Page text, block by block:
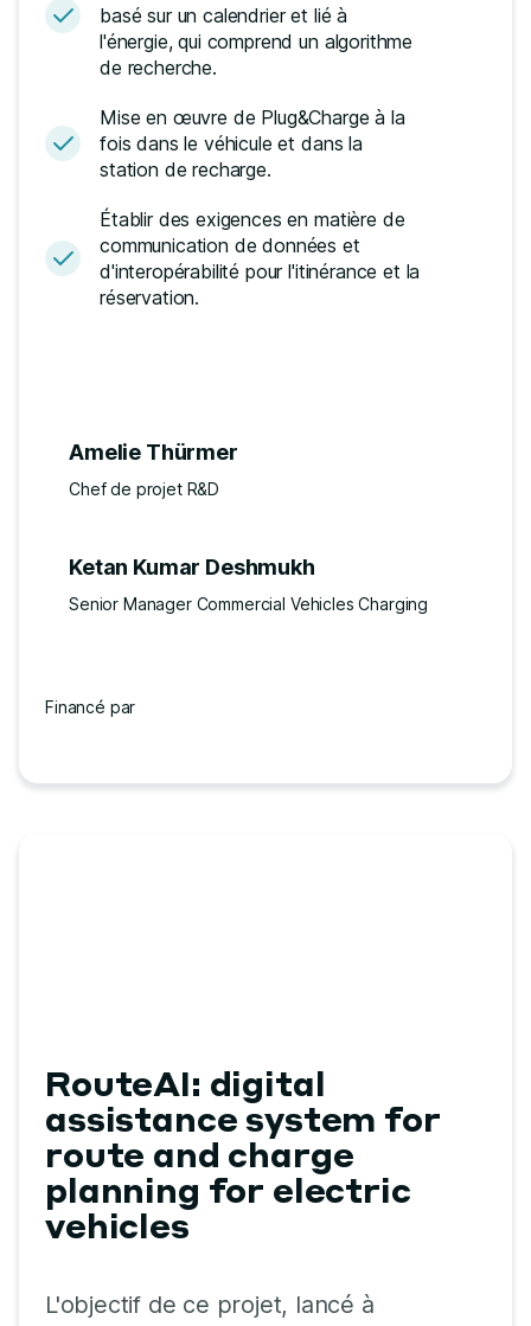
basé sur un calendrier et lié à
l'énergie, qui comprend un algorithme
de recherche.
Mise en œuvre de Plug&Charge à la
fois dans le véhicule et dans la
station de recharge.
Établir des exigences en matière de
communication de données et
d'interopérabilité pour l'itinérance et la
réservation.
Amelie Thürmer
Chef de projet R&D
Ketan Kumar Deshmukh
Senior Manager Commercial Vehicles Charging
Financé par
RouteAI: digital
assistance system for
route and charge
planning for electric
vehicles
L'objectif de ce projet, lancé à